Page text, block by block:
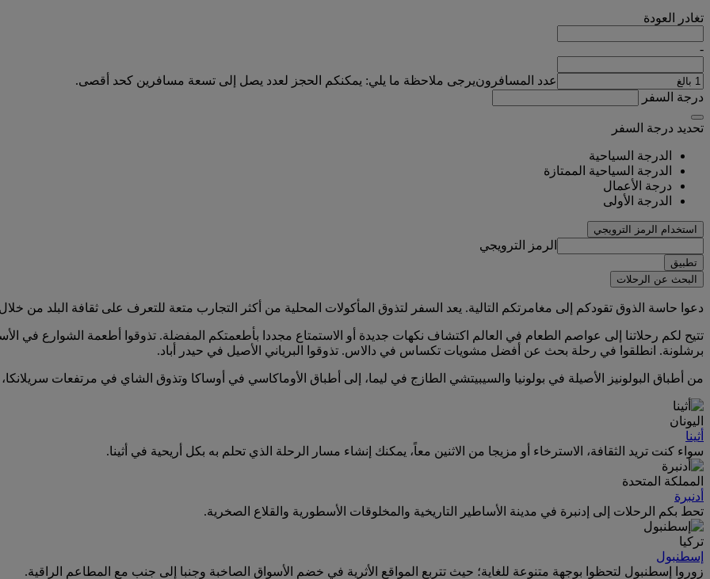
تغادر العودة
-
عدد المسافرونيرجى ملاحظة ما يلي: يمكنكم الحجز لعدد يصل إلى تسعة مسافرين كحد أقصى.
درجة السفر
تحديد درجة السفر
الدرجة السياحية
الدرجة السياحية الممتازة
درجة الأعمال
الدرجة الأولى
استخدام الرمز الترويجي
الرمز الترويجي
تطبيق
البحث عن الرحلات
دعوا حاسة الذوق تقودكم إلى مغامرتكم التالية. يعد السفر لتذوق المأكولات المحلية من أكثر التجارب متعة للتعرف على ثقافة البلد من خلال
تتيح لكم رحلاتنا إلى عواصم الطعام في العالم اكتشاف نكهات جديدة أو الاستمتاع مجددا بأطعمتكم المفضلة. تذوقوا أطعمة الشوارع في
برشلونة. انطلقوا في رحلة بحث عن أفضل مشويات تكساس في دالاس. تذوقوا البرياني الأصيل في حيدر أباد.
من أطباق البولونيز الأصيلة في بولونيا والسيبيتشي الطازج في ليما، إلى أطباق الأوماكاسي في أوساكا وتذوق الشاي في مرتفعات
اليونان
أثينا
سواء كنت تريد الثقافة، الاسترخاء أو مزيجا من الاثنين معاً، يمكنك إنشاء مسار الرحلة الذي تحلم به بكل أريحية في أثينا.
المملكة المتحدة
أدنبرة
تحط بكم الرحلات إلى إدنبرة في مدينة الأساطير التاريخية والمخلوقات الأسطورية والقلاع الصخرية.
تركيا
إسطنبول
زوروا إسطنبول لتحظوا بوجهة متنوعة للغاية؛ حيث تتربع المواقع الأثرية في خضم الأسواق الصاخبة وجنبا إلى جنب مع المطاعم الراقية.